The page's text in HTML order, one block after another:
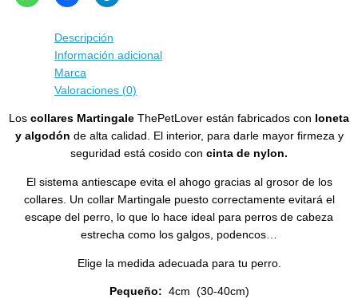
Descripción
Información adicional
Marca
Valoraciones (0)
Los collares Martingale ThePetLover están fabricados con loneta
y algodón de alta calidad. El interior, para darle mayor firmeza y
seguridad está cosido con cinta de nylon.
El sistema antiescape evita el ahogo gracias al grosor de los
collares. Un collar Martingale puesto correctamente evitará el
escape del perro, lo que lo hace ideal para perros de cabeza
estrecha como los galgos, podencos…
Elige la medida adecuada para tu perro.
Pequeño: 4cm (30-40cm)